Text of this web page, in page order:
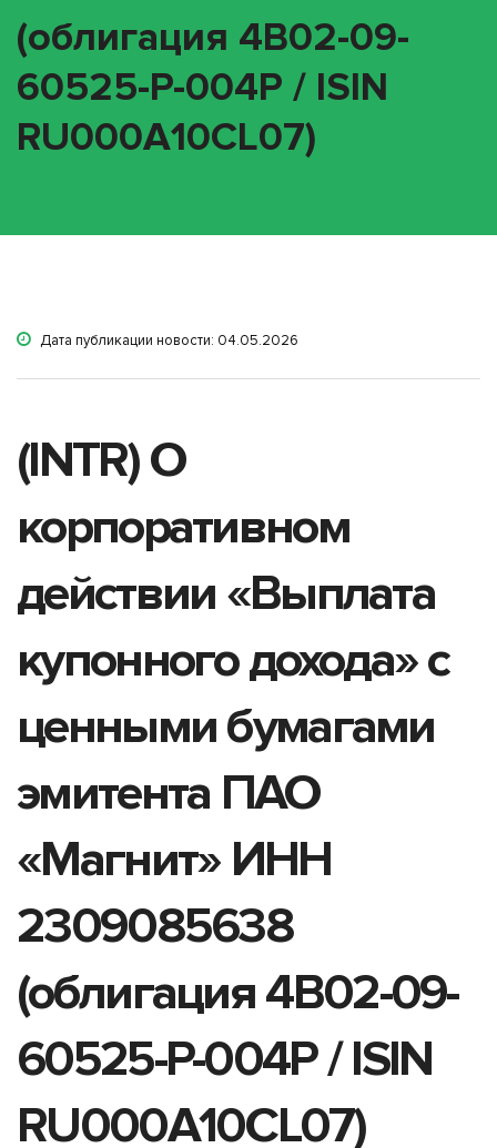
(облигация 4B02-09-
60525-P-004P / ISIN
RU000A10CL07)
Дата публикации новости: 04.05.2026
(INTR) О
корпоративном
действии «Выплата
купонного дохода» с
ценными бумагами
эмитента ПАО
«Магнит» ИНН
2309085638
(облигация 4B02-09-
60525-P-004P / ISIN
RU000A10CL07)